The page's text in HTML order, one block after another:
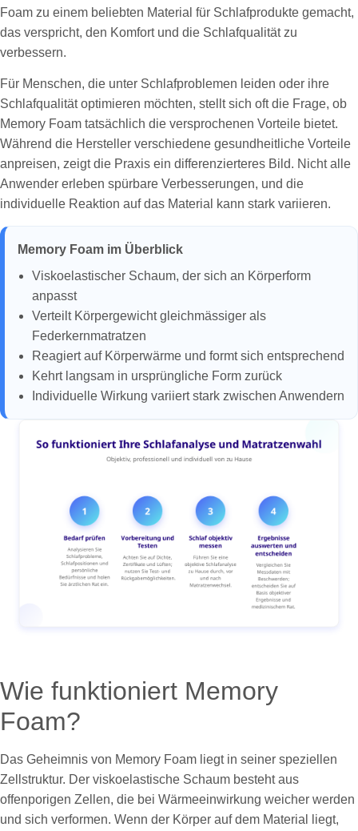
Foam zu einem beliebten Material für Schlafprodukte gemacht,
das verspricht, den Komfort und die Schlafqualität zu
verbessern.
Für Menschen, die unter Schlafproblemen leiden oder ihre
Schlafqualität optimieren möchten, stellt sich oft die Frage, ob
Memory Foam tatsächlich die versprochenen Vorteile bietet.
Während die Hersteller verschiedene gesundheitliche Vorteile
anpreisen, zeigt die Praxis ein differenzierteres Bild. Nicht alle
Anwender erleben spürbare Verbesserungen, und die
individuelle Reaktion auf das Material kann stark variieren.
Memory Foam im Überblick
Viskoelastischer Schaum, der sich an Körperform
anpasst
Verteilt Körpergewicht gleichmässiger als
Federkernmatratzen
Reagiert auf Körperwärme und formt sich entsprechend
Kehrt langsam in ursprüngliche Form zurück
Individuelle Wirkung variiert stark zwischen Anwendern
Wie funktioniert Memory
Foam?
Das Geheimnis von Memory Foam liegt in seiner speziellen
Zellstruktur. Der viskoelastische Schaum besteht aus
offenporigen Zellen, die bei Wärmeeinwirkung weicher werden
und sich verformen. Wenn der Körper auf dem Material liegt,